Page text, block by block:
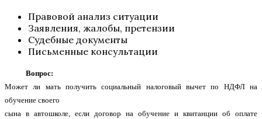
Правовой анализ ситуации
Заявления, жалобы, претензии
Судебные документы
Письменные консультации
Вопрос:
Может ли мать получить социальный налоговый вычет по НДФЛ на
обучение своего
сына в автошколе, если договор на обучение и квитанции об оплате